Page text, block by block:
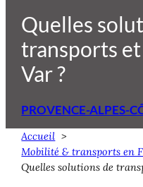
Quelles
transports
Var ?
PROVENCE-ALPES-
Accueil
Mobilité & transports en
Quelles solutions de